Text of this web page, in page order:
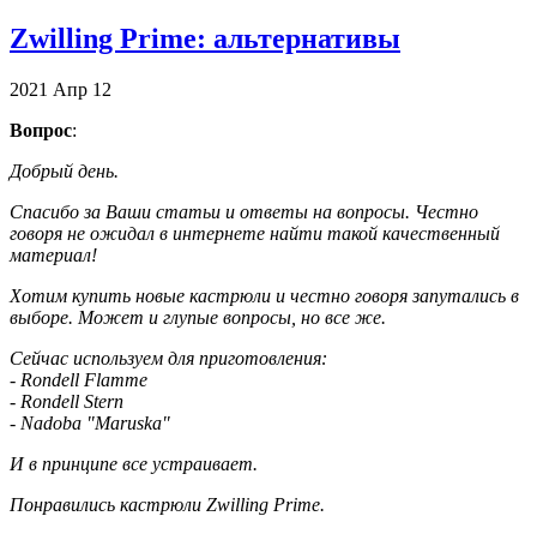
Zwilling Prime: альтернативы
2021 Апр 12
Вопрос:
Добрый день.
Спасибо за Ваши статьи и ответы на вопросы. Честно
говоря не ожидал в интернете найти такой качественный
материал!
Хотим купить новые кастрюли и честно говоря запутались в
выборе. Может и глупые вопросы, но все же.
Сейчас используем для приготовления:
- Rondell Flamme
- Rondell Stern
- Nadoba "Maruska"
И в принципе все устраивает.
Понравились кастрюли Zwilling Prime.